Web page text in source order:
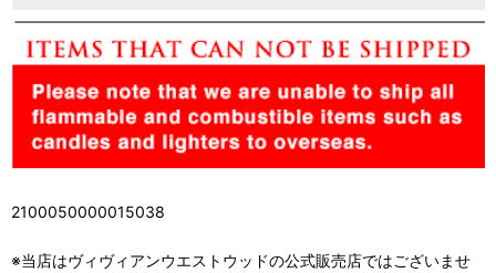
2100050000015038
※当店はヴィヴィアンウエストウッドの公式販売店ではございませ